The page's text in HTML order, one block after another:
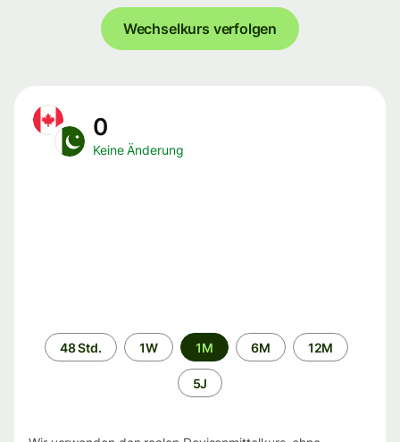
Wechselkurs verfolgen
0
Keine Änderung
Zeitraum
48 Std. 1W 1M 6M 12M
5J